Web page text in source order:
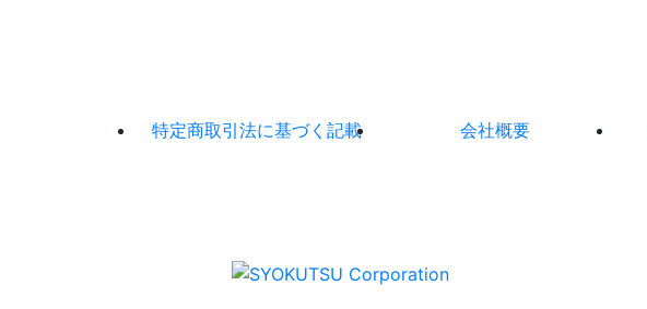
特定商取引法に基づく記載 会社概要